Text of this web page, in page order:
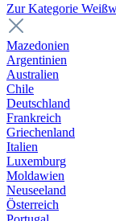
Zur Kategorie
Mazedonien
Argentinien
Australien
Chile
Deutschland
Frankreich
Griechenland
Italien
Luxemburg
Moldawien
Neuseeland
Österreich